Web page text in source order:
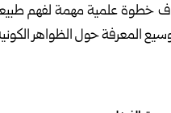
خطوة علمية مهمة لفهم طبيعة
المعرفة حول الظواهر